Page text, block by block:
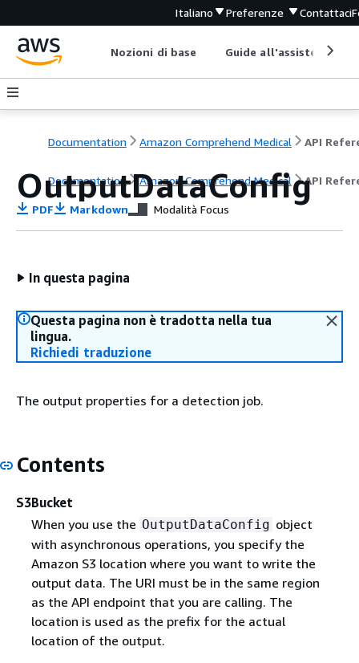
Italiano Preferenze Contattaci
Nozioni di base Guide all'assistenza
Documentation Amazon Comprehend Medical
Documentation Amazon Comprehend Medical API
OutputDataConfig
PDF Markdown Modalità Focus
In questa pagina
Questa pagina non è tradotta nella tua
lingua.
Richiedi traduzione
The output properties for a detection job.
Contents
S3Bucket
When you use the OutputDataConfig object
with asynchronous operations, you specify the
Amazon S3 location where you want to write the
output data. The URI must be in the same region
as the API endpoint that you are calling. The
location is used as the prefix for the actual
location of the output.